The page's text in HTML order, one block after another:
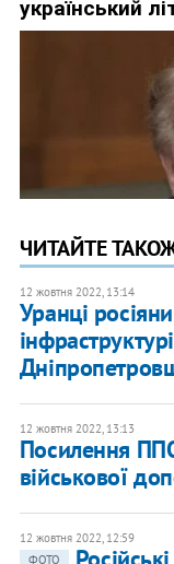
ЧИТАЙТЕ
12 жовтня 2022, 13:14
Уранці
12 жовтня 2022, 13:13
Посилення
військової
12 жовтня 2022, 12:59
ФОТО